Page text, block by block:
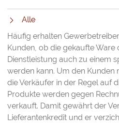
Alle
Häufig erhalten
Kunden, ob die gekaufte Ware
Dienstleistung auch zu einem
werden kann. Um den Kunden
die Verkäufer in der Regel auf
Produkte werden gegen
verkauft. Damit gewährt der
Lieferantenkredit und er